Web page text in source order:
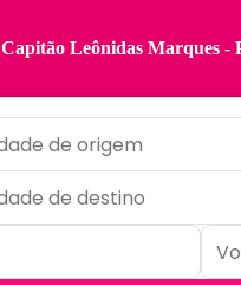
Capitão Leônidas Marques -